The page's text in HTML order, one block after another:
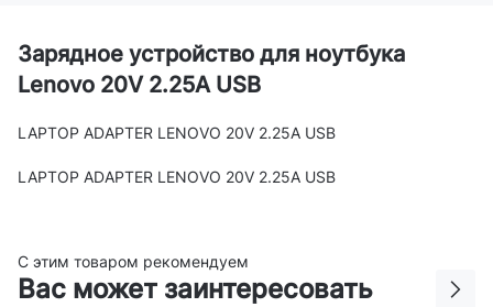
Зарядное устройство для ноутбука
Lenovo 20V 2.25A USB
LAPTOP ADAPTER LENOVO 20V 2.25A USB
LAPTOP ADAPTER LENOVO 20V 2.25A USB
С этим товаром рекомендуем
Вас может заинтересовать